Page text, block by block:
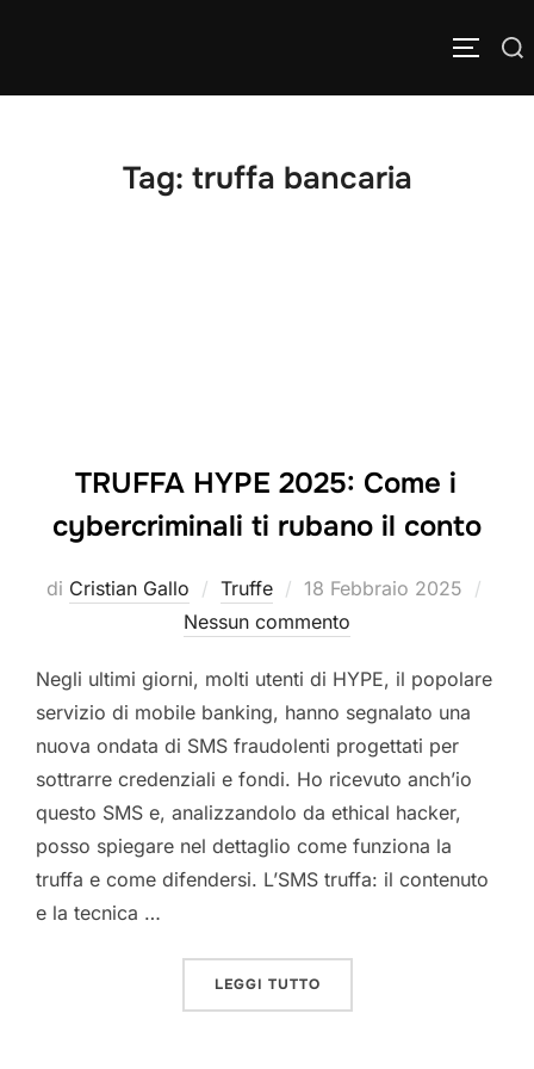
Cerca APRI/
Tag: truffa bancaria
TRUFFA HYPE 2025: Come i
cybercriminali ti rubano il conto
di Cristian Gallo Truffe
Pubblicato
il
18 Febbraio 2025
Nessun commento
Negli ultimi giorni, molti utenti di HYPE, il popolare
servizio di mobile banking, hanno segnalato una
nuova ondata di SMS fraudolenti progettati per
sottrarre credenziali e fondi. Ho ricevuto anch’io
questo SMS e, analizzandolo da ethical hacker,
posso spiegare nel dettaglio come funziona la
truffa e come difendersi. L’SMS truffa: il contenuto
e la tecnica …
LEGGI TUTTO“TRUFFA HYPE 2025: